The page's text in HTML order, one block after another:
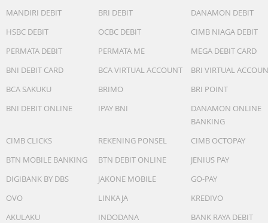
MANDIRI DEBIT BRI DEBIT
DANAMON DEBIT
HSBC DEBIT
OCBC DEBIT
CIMB NIAGA DEBIT
PERMATA DEBIT
PERMATA ME
MEGA DEBIT CARD
BNI DEBIT CARD
BCA VIRTUAL ACCOUNT
BRI VIRTUAL
BCA SAKUKU
BRIMO
BRI POINT
BNI DEBIT ONLINE
IPAY BNI
DANAMON ONLINE
BANKING
CIMB CLICKS
REKENING PONSEL
CIMB OCTOPAY
BTN MOBILE BANKING
BTN DEBIT ONLINE
JENIUS PAY
DIGIBANK BY DBS
JAKONE MOBILE
GO-PAY
OVO
LINKAJA
KREDIVO
AKULAKU
INDODANA BANK RAYA DEBIT